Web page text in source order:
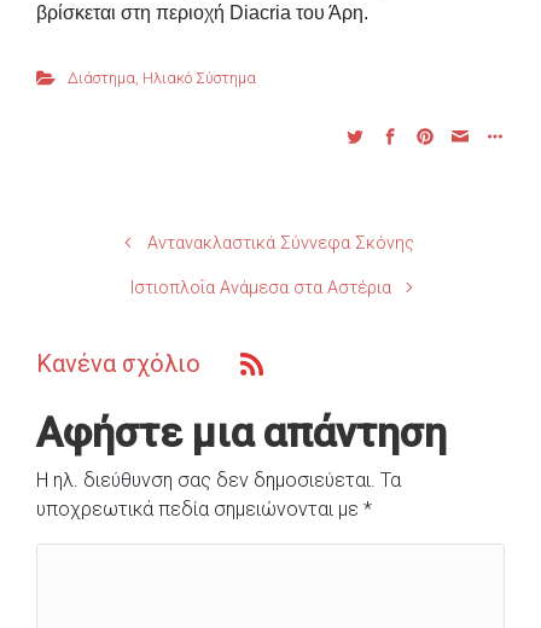
βρίσκεται στη περιοχή Diacria του Άρη.
Διάστημα Ηλιακό Σύστημα
Αντανακλαστικά Σύννεφα Σκόνης
Ιστιοπλοΐα Ανάμεσα στα Αστέρια
Κανένα σχόλιο
Αφήστε μια απάντηση
Η ηλ. διεύθυνση σας δεν δημοσιεύεται. Τα
υποχρεωτικά πεδία σημειώνονται με *